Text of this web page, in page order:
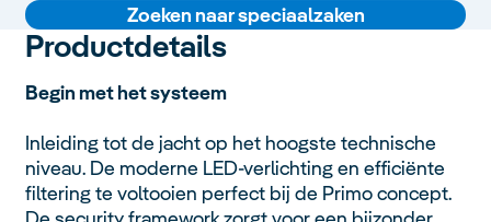
Zoeken naar speciaalzaken
Productdetails
Begin met het systeem
Inleiding tot de jacht op het hoogste technische
niveau. De moderne LED-verlichting en efficiënte
filtering te voltooien perfect bij de Primo concept.